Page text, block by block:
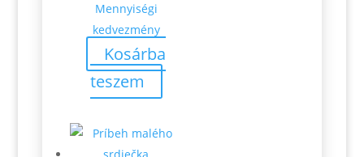
Mennyiségi
kedvezmény
Kosárba
teszem